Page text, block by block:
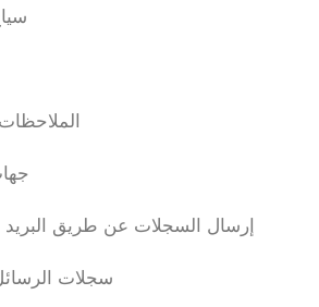
إرسال السجلات عن طريق البريد
سجلات